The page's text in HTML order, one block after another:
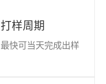
打样周期
最快可当天完成出样